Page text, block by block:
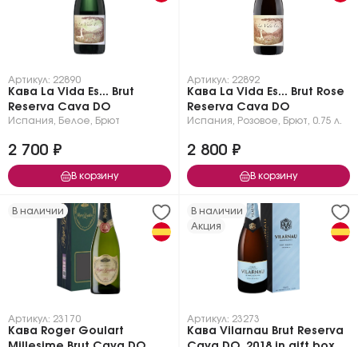
Артикул: 22890
Кава La Vida Es... Brut
Reserva Cava DО
Испания Белое Брют
2 700 ₽
В корзину
Артикул: 22892
Кава La Vida Es... Brut Rose
Reserva Cava DО
Испания Розовое Брют 0.75 л.
2 800 ₽
В корзину
В наличии
Артикул: 23170
Кава Roger Goulart
В наличии
Акция
Артикул: 23273
Кава Vilarnau Brut Reserva